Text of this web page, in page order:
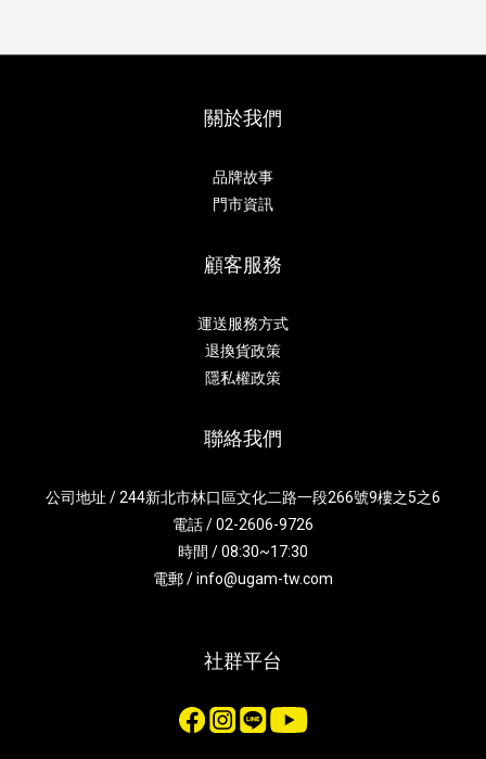
關於我們
品牌故事
門市資訊
顧客服務
運送服務方式
退換貨政策
隱私權政策
聯絡我們
公司地址 / 244新北市林口區文化二路一段266號9樓之5之6
電話 / 02-2606-9726
時間 / 08:30~17:30
電郵 / info@ugam-tw.com
社群平台